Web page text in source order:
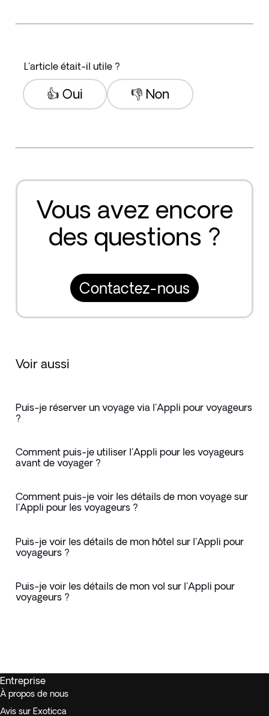
L'article était-il utile ?
👎 Non
👍 Oui
Vous avez encore
des questions ?
Contactez-nous
Voir aussi
Puis-je réserver un voyage via l'Appli pour voyageurs
?
Comment puis-je utiliser l'Appli pour les voyageurs
avant de voyager ?
Comment puis-je voir les détails de mon voyage sur
l'Appli pour les voyageurs ?
Puis-je voir les détails de mon hôtel sur l'Appli pour
voyageurs ?
Puis-je voir les détails de mon vol sur l'Appli pour
voyageurs ?